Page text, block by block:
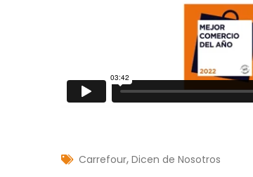
Carrefour, Dicen de Nosotros